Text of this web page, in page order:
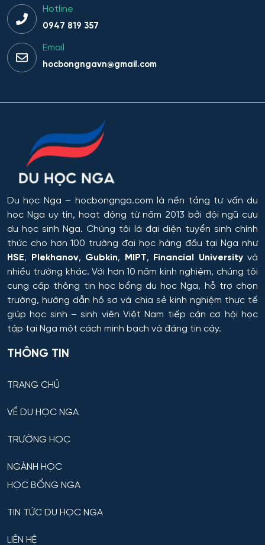
Công nghệ thực phẩm và tổ chức dịch vụ ăn uống
Công nghệ tài chính số và pháp luật
Công nghệ điện tử vi mô
Công tác xã hội
Công tác xã hội (hướng thanh niên)
Cơ học và mô hình toán học
Cơ học ứng dụng
Cơ khí
Cơ nhiệt máy bay và vũ trụ
Cơ sở hạ tầng nhà ở và xã hội
Cơ điện tử và Robotics
Cấp nước và xử lý nước thải đô thị - công nghiệp
Diễn xuất
Du lịch
Du lịch nghỉ dưỡng và hoạt động giải trí
Hotline
0947 819 357
Email
hocbongngavn@gmail.com
Du học Nga – hocbongnga.com là nền tảng tư vấn du
học Nga uy tín, hoạt động từ năm 2013 bởi đội ngũ cựu
du học sinh Nga. Chúng tôi là đại diện tuyển sinh chính
thức cho hơn 100 trường đại học hàng đầu tại Nga như
HSE, Plekhanov, Gubkin, MIPT, Financial Universityvà
nhiều trường khác. Với hơn 10 năm kinh nghiệm, chúng tôi
cung cấp thông tin học bổng du học Nga, hỗ trợ chọn
trường, hướng dẫn hồ sơ và chia sẻ kinh nghiệm thực tế
giúp học sinh – sinh viên Việt Nam tiếp cận cơ hội học
tập tại Nga một cách minh bạch và đáng tin cậy.
THÔNG TIN
TRANG CHỦ
VỀ DU HỌC NGA
TRƯỜNG HỌC
NGÀNH HỌC
HỌC BỔNG NGA
TIN TỨC DU HỌC NGA
LIÊN HỆ